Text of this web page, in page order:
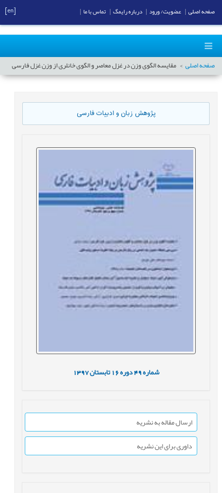
صفحه اصلی مقایسه الگوی وزن‏ در غزل معاصر و الگوی خانلری از وزن‏ غزل فارسی
پژوهش زبان و ادبیات فارسی
شماره49 دوره16 تابستان1397
ارسال مقاله به نشریه
داوری برای این نشریه
صفحه اصلی عضویت/ ورود درباره رایمگ تماس با ما